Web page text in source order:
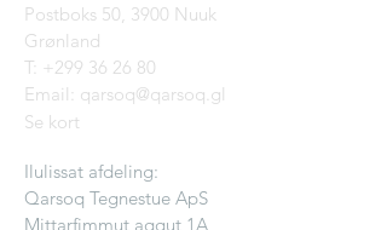
Postboks 50, 3900 Nuuk
Grønland
T: +299 36 26 80
Email: qarsoq@qarsoq.gl
Se kort
Ilulissat afdeling:
Qarsoq Tegnestue ApS
Mittarfimmut aqqut 1A